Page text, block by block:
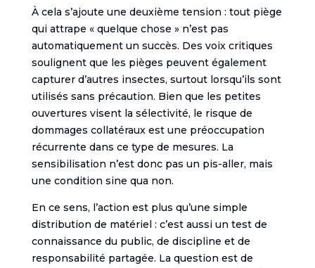
À cela s’ajoute une deuxième tension : tout piège
qui attrape « quelque chose » n’est pas
automatiquement un succès. Des voix critiques
soulignent que les pièges peuvent également
capturer d’autres insectes, surtout lorsqu’ils sont
utilisés sans précaution. Bien que les petites
ouvertures visent la sélectivité, le risque de
dommages collatéraux est une préoccupation
récurrente dans ce type de mesures. La
sensibilisation n’est donc pas un pis-aller, mais
une condition sine qua non.
En ce sens, l’action est plus qu’une simple
distribution de matériel : c’est aussi un test de
connaissance du public, de discipline et de
responsabilité partagée. La question est de